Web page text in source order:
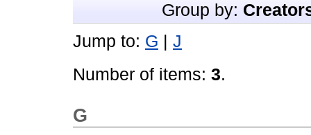
Group by:
Jump to: G
J
Number of items: 3.
G